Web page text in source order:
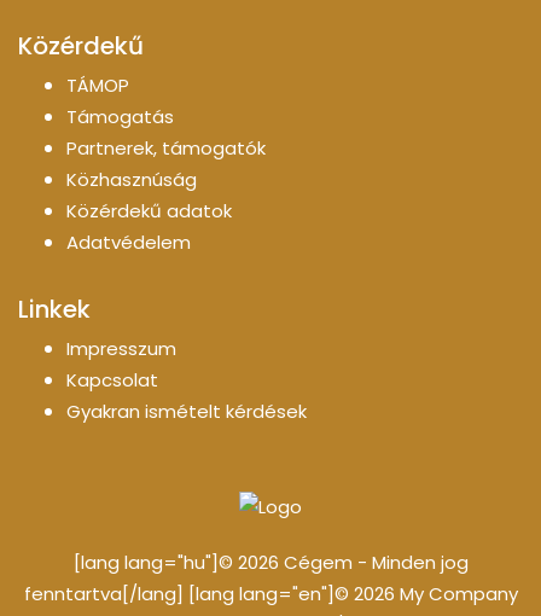
Közérdekű
TÁMOP
Támogatás
Partnerek, támogatók
Közhasznúság
Közérdekű adatok
Adatvédelem
Linkek
Impresszum
Kapcsolat
Gyakran ismételt kérdések
[lang lang="hu"]© 2026 Cégem - Minden jog
fenntartva[/lang] [lang lang="en"]© 2026 My Company